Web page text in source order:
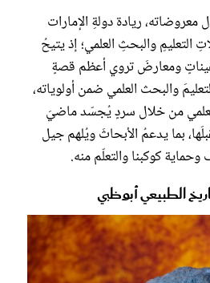
ريادة دولةِ الإمارات
التعليمِ والبحثِ العلمي؛ إذ يتيحُ
ومعارضَ تروي أعظم قصةٍ
والبحث العلمي ضمن أولوياته،
من خلال سردٍ يُجسّد ماضيَ
بما يدعمُ الأبحاثَ ويُلهم جيل
كوكبنا والتعلّم منه.
الطبيعي أبوظبي